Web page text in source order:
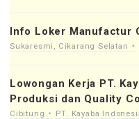
Info Loker Manufactur
Sukaresmi, Cikarang Selatan
Lowongan Kerja PT.
Produksi dan Quality
Cibitung PT. Kayaba